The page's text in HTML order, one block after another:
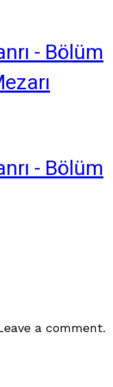
- Bölüm
- Bölüm
a comment.